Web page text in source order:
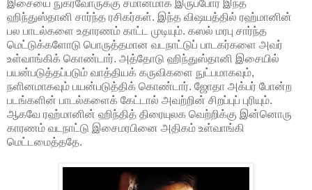
இசையை நுகர்வோருக்கு சமானமாக இருப்போர் இந்த
ஹிந்துஸ்தானி சார்ந்த ரசிகர்கள். இந்த விஷயத்தில் ரஹ்மானின்
பல பாடல்களை உதாரணம் காட்ட முடியும். கஸல் மரபு சார்ந்த
மெட்டுக்களோடு பொருத்தமான வடநாட்டுப் பாடகர்களை அவர்
உள்வாங்கிக் கொண்டார். அத்தோடு ஹிந்துஸ்தானி இசையில்
பயன்படுத்தப்படும் வாத்தியக் கருவிகளை நுட்பமாகவும்,
நளினமாகவும் பயன்படுத்திக் கொண்டார். ஜோதா அக்பர் போன்ற
படங்களின் பாடல்களைக் கேட்டால் அவற்றின் சிறப்புப் புரியும்.
ஆகவே ரஹ்மானின் ஹிந்தித் திரையுலக வெற்றிக்கு இன்னொரு
காரணம் வடநாட்டு இசைமரபினை அதிகம் உள்வாங்கி
மெட்டமைத்ததே.